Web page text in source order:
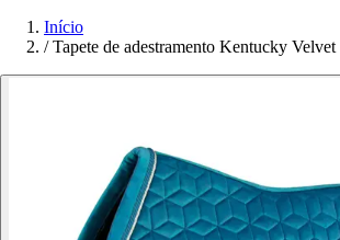
Início
/ Tapete de adestramento Kentucky Velvet